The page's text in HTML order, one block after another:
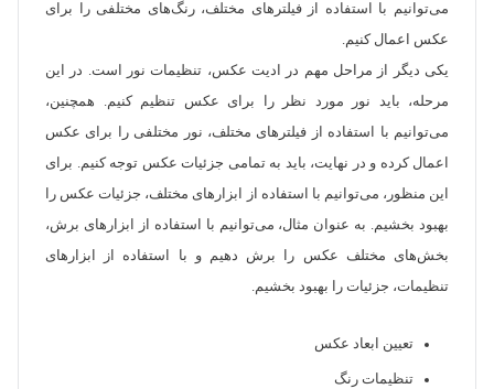
می‌توانیم با استفاده از فیلترهای مختلف، رنگ‌های مختلفی را برای
عکس اعمال کنیم.
یکی دیگر از مراحل مهم در ادیت عکس، تنظیمات نور است. در این
مرحله، باید نور مورد نظر را برای عکس تنظیم کنیم. همچنین،
می‌توانیم با استفاده از فیلترهای مختلف، نور مختلفی را برای عکس
اعمال کرده و در نهایت، باید به تمامی جزئیات عکس توجه کنیم. برای
این منظور، می‌توانیم با استفاده از ابزارهای مختلف، جزئیات عکس را
بهبود بخشیم. به عنوان مثال، می‌توانیم با استفاده از ابزارهای برش،
بخش‌های مختلف عکس را برش دهیم و با استفاده از ابزارهای
تنظیمات، جزئیات را بهبود بخشیم.
تعیین ابعاد عکس
تنظیمات رنگ